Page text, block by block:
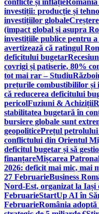
conflicte și inflație
investiții: producție și
investițiilor globale
(impact global și asupra
investițiile publice pentru a
avertizează că ratingul
deficitului bugetar
covrigi și patiserie, 80%
tot mai rar – Studiu
prețurile combustibililor și
că reducerea deficitului
pericolFuziuni & Achiziții
stabilitatea bugetară în
bursiere globale sunt
geopoliticePrețul petrolului
conflictului din Orientul
deficitul bugetar și să
finanțareMișcarea
2026: deficit mai mic, mai
27 FebruarieBusiness
Nord-Est, organizat la Iași
FebruarieStartUp AI în
FebruarieRomânia adoptă